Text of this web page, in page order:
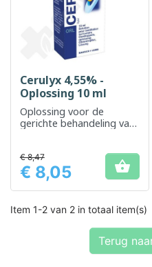
Cerulyx 4,55% -
Oplossing 10 ml
Oplossing voor de
gerichte behandeling van
Prijs
€ 8,47
€ 8,05 
Item 1-2 van 2 in totaal item(s)
Terug